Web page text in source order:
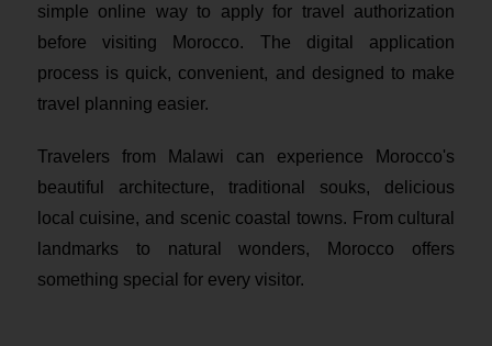
simple online way to apply for travel authorization
before visiting Morocco. The digital application
process is quick, convenient, and designed to make
travel planning easier.
Travelers from Malawi can experience Morocco's
beautiful architecture, traditional souks, delicious
local cuisine, and scenic coastal towns. From cultural
landmarks to natural wonders, Morocco offers
something special for every visitor.